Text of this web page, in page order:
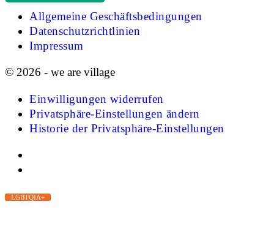
Allgemeine Geschäftsbedingungen
Datenschutzrichtlinien
Impressum
© 2026 - we are village
Einwilligungen widerrufen
Privatsphäre-Einstellungen ändern
Historie der Privatsphäre-Einstellungen
LGBTQIA+